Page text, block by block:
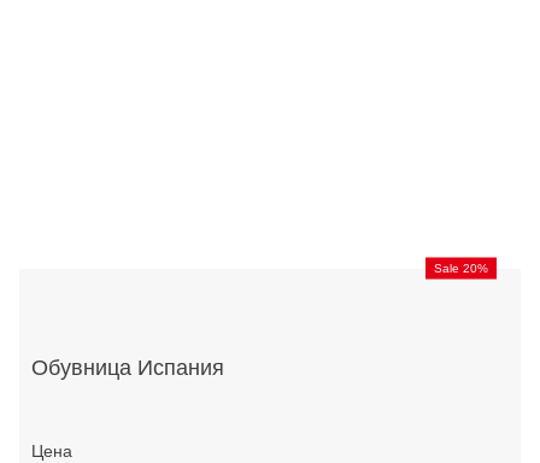
Sale 20%
Обувница Испания